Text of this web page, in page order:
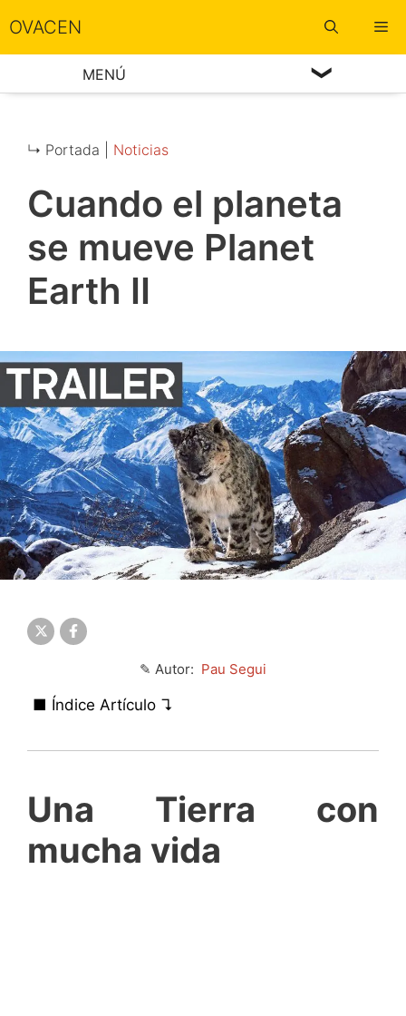
al
contenido
OVACEN
MENÚ
↳ Portada | Noticias
Cuando el planeta
se mueve Planet
Earth II
✎ Autor: Pau Segui
■ Índice Artículo ↴
Una Tierra con
mucha vida